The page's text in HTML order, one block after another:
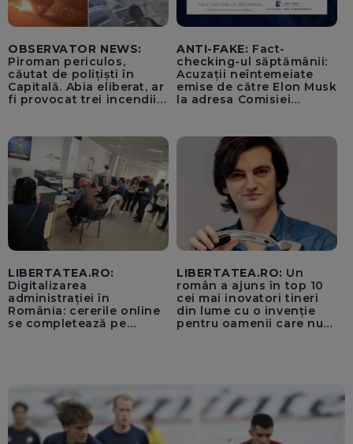
OBSERVATOR NEWS:
Piroman periculos,
căutat de polițiști în
Capitală. Abia eliberat, ar
fi provocat trei incendii
ANTI-FAKE: Fact-
checking-ul săptămânii:
Acuzații neîntemeiate
emise de către Elon Musk
la adresa Comisiei
pentru instaurarea
„cenzurii” pe platforma X
LIBERTATEA.RO:
Digitalizarea
administrației în
România: cererile online
se completează pe
LIBERTATEA.RO: Un
român a ajuns în top 10
cei mai inovatori tineri
din lume cu o invenție
pentru oamenii care nu